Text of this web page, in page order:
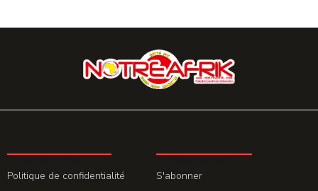
Politique de confidentialité
S'abonner